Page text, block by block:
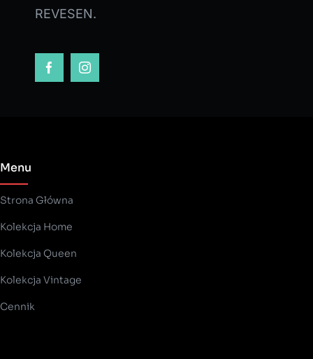
REVESEN.
Menu
Strona Główna
Kolekcja Home
Kolekcja Queen
Kolekcja Vintage
Cennik